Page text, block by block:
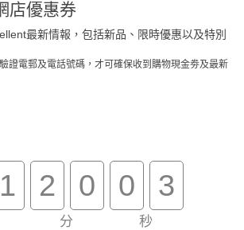
費自取
務
店優惠券
最新情報，包括新品、限時優惠以及特別
證電郵及電話號碼，才可確保收到購物現金劵及最新
1 2 0
分
0 3
秒